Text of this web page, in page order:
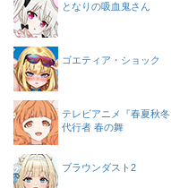
となりの吸血鬼さん
ゴエティア・ショック
テレビアニメ『春夏秋冬
代行者 春の舞
ブラウンダスト2